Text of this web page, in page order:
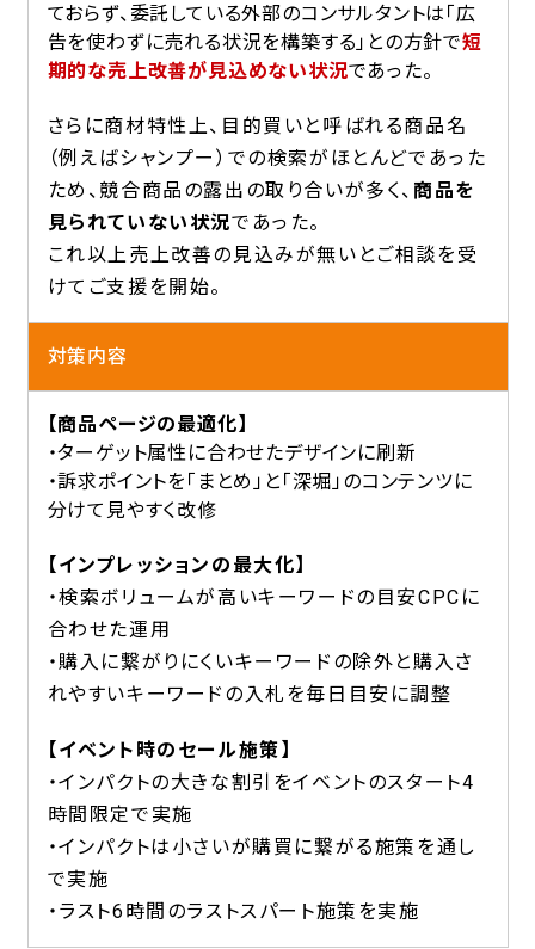
ておらず、委託している外部のコンサルタントは「広
告を使わずに売れる状況を構築する」との方針で短
期的な売上改善が見込めない状況であった。
さらに商材特性上、目的買いと呼ばれる商品名
（例えばシャンプー）での検索がほとんどであった
ため、競合商品の露出の取り合いが多く、 商品を
見られていない状況であった。
これ以上売上改善の見込みが無いとご相談を受
けてご支援を開始。
対策内容
【商品ページの最適化】
・ターゲット属性に合わせたデザインに刷新
・訴求ポイントを「まとめ」と「深堀」のコンテンツに
分けて見やすく改修
【インプレッションの最大化】
・検索ボリュームが高いキーワードの目安CPCに
合わせた運用
・購入に繋がりにくいキーワードの除外と購入さ
れやすいキーワードの入札を毎日目安に調整
【イベント時のセール施策】
・インパクトの大きな割引をイベントのスタート4
時間限定で実施
・インパクトは小さいが購買に繋がる施策を通し
で実施
・ラスト6時間のラストスパート施策を実施